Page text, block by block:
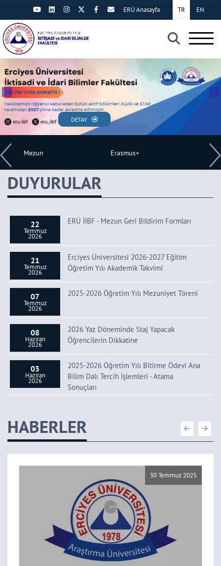
×
TR EN
ERÜ Anasayfa
DETAY
Mezun Erasmus+ Aday
DUYURULAR
22
Temmuz
2026
ERÜ İİBF - Mezun Geri Bildirim Formları
21
Temmuz
2026
Erciyes Üniversitesi 2026-2027 Eğitim
Öğretim Yılı Akademik Takvimi
07
Temmuz
2026
2025-2026 Öğretim Yılı Mezuniyet Töreni
08
Haziran
2026
2026 Yaz Döneminde Staj Yapacak
Öğrencilerin Dikkatine
03
Haziran
2026
2025-2026 Öğretim Yılı Bitirme Ödevi Ana
Bilim Dalı Tercih İşlemleri - Atama
Sonuçları
HABERLER
30 Temmuz 2025